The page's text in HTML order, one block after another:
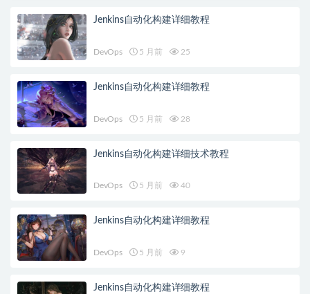
Jenkins自动化构建详细教程
DevOps 5 月前 25
Jenkins自动化构建详细教程
DevOps 5 月前 28
Jenkins自动化构建详细技术教程
DevOps 5 月前 40
Jenkins自动化构建详细教程
DevOps 5 月前 9
Jenkins自动化构建详细教程